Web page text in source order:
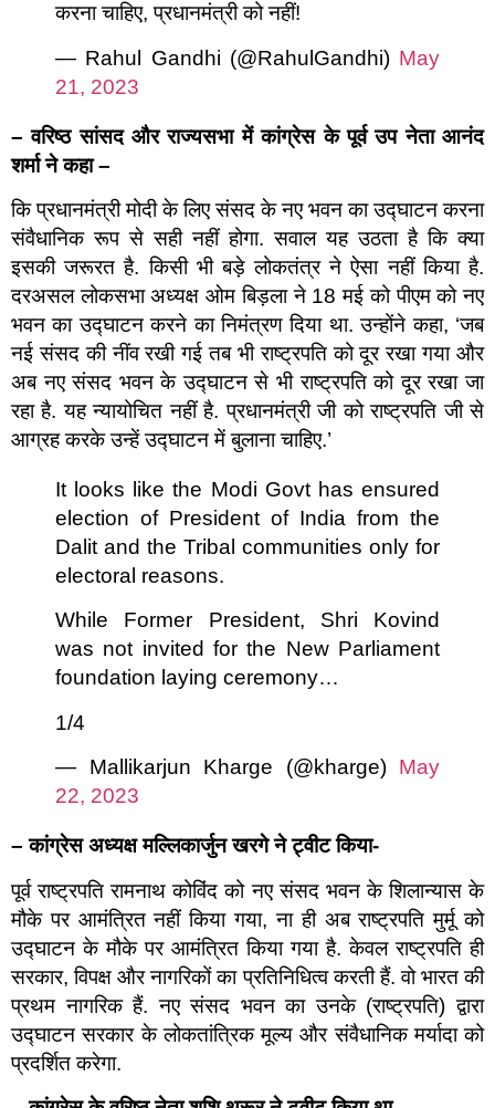
करना चाहिए, प्रधानमंत्री को नहीं!
— Rahul Gandhi (@RahulGandhi) May
21, 2023
–वरिष्ठ सांसद और राज्यसभा में कांग्रेस के पूर्व उप नेता आनंद
शर्मा ने कहा –
कि प्रधानमंत्री मोदी के लिए संसद के नए भवन का उद्घाटन करना
संवैधानिक रूप से सही नहीं होगा. सवाल यह उठता है कि क्या
इसकी जरूरत है. किसी भी बड़े लोकतंत्र ने ऐसा नहीं किया है.
दरअसल लोकसभा अध्यक्ष ओम बिड़ला ने 18 मई को पीएम को नए
भवन का उद्घाटन करने का निमंत्रण दिया था. उन्होंने कहा, ‘जब
नई संसद की नींव रखी गई तब भी राष्ट्रपति को दूर रखा गया और
अब नए संसद भवन के उद्घाटन से भी राष्ट्रपति को दूर रखा जा
रहा है. यह न्यायोचित नहीं है. प्रधानमंत्री जी को राष्‍ट्रपत‍ि जी से
आग्रह करके उन्‍हें उद्घाटन में बुलाना चाह‍िए.’
It looks like the Modi Govt has ensured
election of President of India from the
Dalit and the Tribal communities only for
electoral reasons.
While Former President, Shri Kovind
was not invited for the New Parliament
foundation laying ceremony…
1/4
— Mallikarjun Kharge (@kharge) May
22, 2023
–कांग्रेस अध्यक्ष मल्लिकार्जुन खरगे ने ट्वीट किया-
पूर्व राष्ट्रपति रामनाथ कोविंद को नए संसद भवन के शिलान्यास के
मौके पर आमंत्रित नहीं किया गया, ना ही अब राष्ट्रपति मुर्मू को
उद्घाटन के मौके पर आमंत्रित किया गया है. केवल राष्ट्रपति ही
सरकार, विपक्ष और नागरिकों का प्रतिनिधित्व करती हैं. वो भारत की
प्रथम नागरिक हैं. नए संसद भवन का उनके (राष्ट्रपति) द्वारा
उद्घाटन सरकार के लोकतांत्रिक मूल्य और संवैधानिक मर्यादा को
प्रदर्शित करेगा.